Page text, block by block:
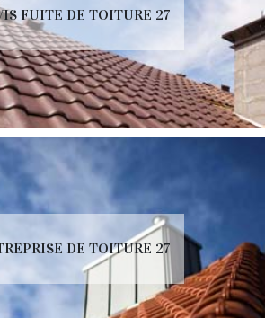
FUITE DE TOITURE 27
DE TOITURE 27